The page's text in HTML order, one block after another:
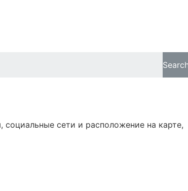
сети и расположение на карте,